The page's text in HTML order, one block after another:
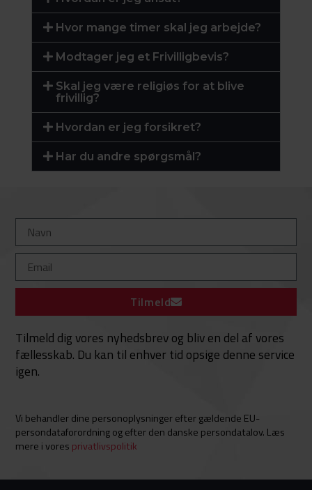
Hvor mange timer skal jeg arbejde?
Modtager jeg et Frivilligbevis?
Skal jeg være religiøs for at blive
frivillig?
Hvordan er jeg forsikret?
Har du andre spørgsmål?
Tilmeld
Tilmeld dig vores nyhedsbrev og bliv en del af vores
fællesskab. Du kan til enhver tid opsige denne service
igen.
Vi behandler dine personoplysninger efter gældende EU-
persondataforordning og efter den danske persondatalov. Læs
mere i vores privatlivspolitik